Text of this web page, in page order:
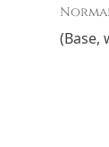
(Base,